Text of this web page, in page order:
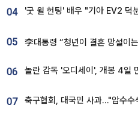
04
05
06
07